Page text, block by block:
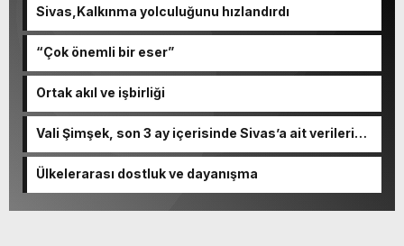
Sivas,Kalkınma yolculuğunu hızlandırdı
“Çok önemli bir eser”
Ortak akıl ve işbirliği
Vali Şimşek, son 3 ay içerisinde Sivas’a ait verileri
Ülkelerarası dostluk ve dayanışma